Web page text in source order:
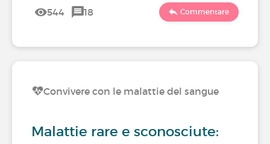
544 18 Commentare
Convivere con le malattie del sangue
Malattie rare e sconosciute: